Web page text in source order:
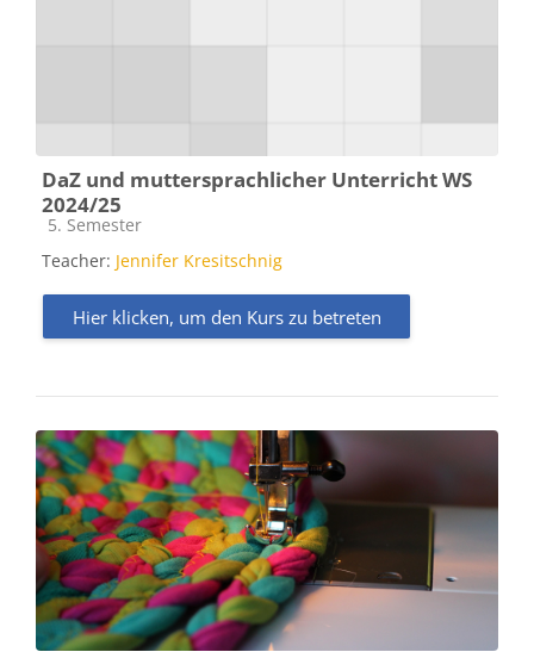
DaZ und muttersprachlicher Unterricht WS
2024/25
Kursbereich
5. Semester
Teacher: Jennifer Kresitschnig
Hier klicken, um den Kurs zu betreten